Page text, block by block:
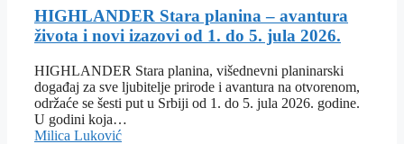
HIGHLANDER Stara planina – avantura
života i novi izazovi od 1. do 5. jula 2026.
HIGHLANDER Stara planina, višednevni planinarski
događaj za sve ljubitelje prirode i avantura na otvorenom,
održaće se šesti put u Srbiji od 1. do 5. jula 2026. godine.
U godini koja…
Milica Luković